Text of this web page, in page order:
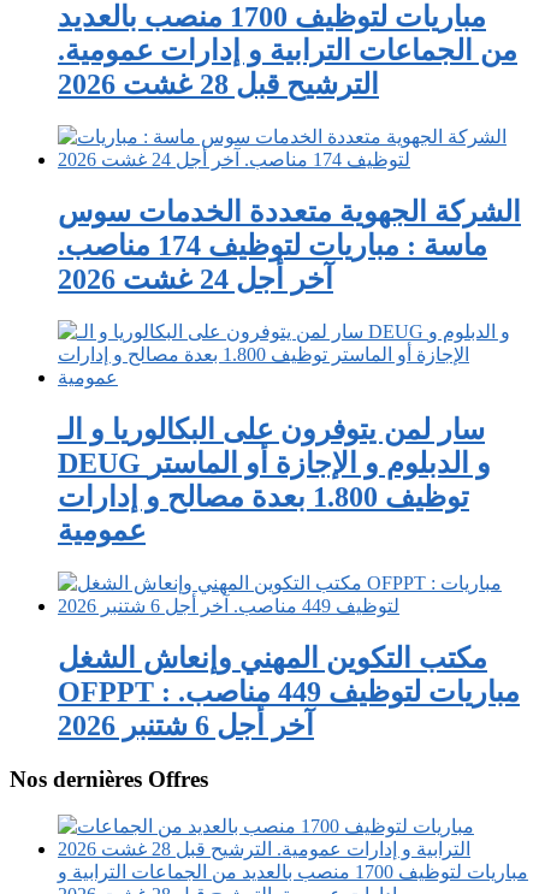
مباريات لتوظيف 1700 منصب بالعديد
من الجماعات الترابية و إدارات عمومية.
الترشيح قبل 28 غشت 2026
الشركة الجهوية متعددة الخدمات سوس
ماسة : مباريات لتوظيف 174 مناصب.
آخر أجل 24 غشت 2026
سار لمن يتوفرون على البكالوريا و الـ
DEUG و الدبلوم و الإجازة أو الماستر
توظيف 1.800 بعدة مصالح و إدارات
عمومية
مكتب التكوين المهني وإنعاش الشغل
OFPPT : مباريات لتوظيف 449 مناصب.
آخر أجل 6 شتنبر 2026
Nos dernières Offres
مباريات لتوظيف 1700 منصب بالعديد من الجماعات الترابية و